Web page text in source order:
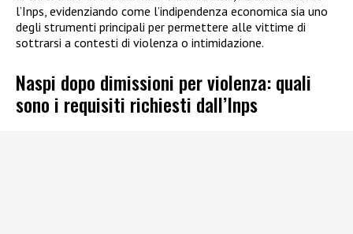
l’Inps, evidenziando come l’indipendenza economica sia uno
degli strumenti principali per permettere alle vittime di
sottrarsi a contesti di violenza o intimidazione.
Naspi dopo dimissioni per violenza: quali
sono i requisiti richiesti dall’Inps